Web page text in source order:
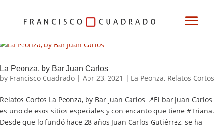
La Peonza, by Bar Juan Carlos
by Francisco Cuadrado | Apr 23, 2021 | La Peonza, Relatos Cortos
Relatos Cortos La Peonza, by Bar Juan Carlos 📍El bar Juan Carlos
es uno de esos sitios especiales y con encanto que tiene #Triana.
Desde que lo fundó hace 28 años Juan Carlos Gutiérrez, se ha